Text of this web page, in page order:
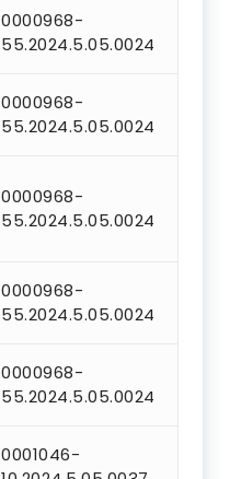
0000968-
55.2024.5.05.0024
0000968-
55.2024.5.05.0024
0000968-
55.2024.5.05.0024
0000968-
55.2024.5.05.0024
0000968-
55.2024.5.05.0024
0001046-